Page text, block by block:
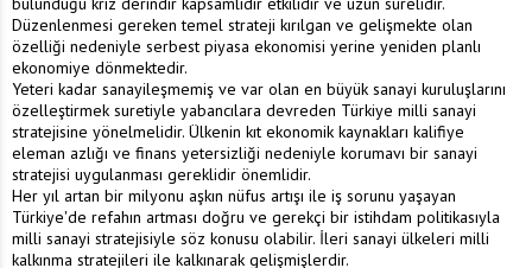
Düzenlenmesi gereken temel strateji kırılgan ve gelişmekte olan
özelliği nedeniyle serbest piyasa ekonomisi yerine yeniden planlı
ekonomiye dönmektedir.
Yeteri kadar sanayileşmemiş ve var olan en büyük sanayi kuruluşlarını
özelleştirmek suretiyle yabancılara devreden Türkiye milli sanayi
stratejisine yönelmelidir. Ülkenin kıt ekonomik kaynakları kalifiye
eleman azlığı ve finans yetersizliği nedeniyle korumavı bir sanayi
stratejisi uygulanması gereklidir önemlidir.
Her yıl artan bir milyonu aşkın nüfus artışı ile iş sorunu yaşayan
Türkiye'de refahın artması doğru ve gerekçi bir istihdam politikasıyla
milli sanayi stratejisiyle söz konusu olabilir. İleri sanayi ülkeleri milli
kalkınma stratejileri ile kalkınarak gelişmişlerdir.